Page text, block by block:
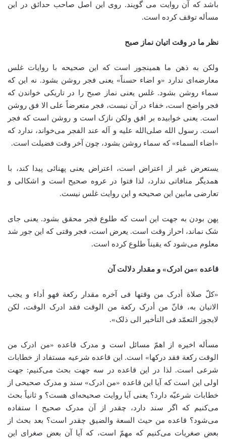
باشد که آن روایت می گویند. روی این اصل صاحب حدائق در این
مسأله توقف کرده است.
نظر ما در وقت اتیان نماز صبح
ولکن به ذهن ما همینجور است که این صحیحه با روایات غلس
معارضه‌ای ندارد «و اضاء حسناً» یعنی فجر روشن بشود. نه این که
سماء روشن بشود. غلس یعنی نماز صبح را در تاریکی خواندن که
فجر واضح است، خفاء در آن نیست، فجر متعرضاً علی الا فق روشن
است. یعنی خوابیده بر افق ولکن نازک است و روشن است که فجر
است. رسول الله صلی‌الله علیه و آله عند الفجر می‌خواند، ندارد که
«اضاء السماء» که سماء روشن بشود، چون آخر وقت فضیلت است.
یستعرض غیر از اعتراض است،‌ اعتراض یعنی پهنائی پیدا کند، با
همدیگر منافاتی ندارد، لذا فتوا در عروه صحیح است و اشکالی و
تعارضی مابین این صحیحه و این روایت غلس نیست.
پهن بودن به جهت این است که طلوع فجر محقق بشود. یعنی جای
شک نماند، احراز وقت است. یعرض است، فجر وقتی که این جور شد
معلوم می‌شود که یقیناً طلوع کرده است.
قاعده‌ »من ادرک» و مقدار دلالت آن
«کلّ صلاة أدرک من وقتها فی آخره مقدار رکعة فهو أداء و یجب
الاتیان به، ‌فانّ من أدرک رکعة من الوقت فقد ادرک الوقت، لکن
لایجوز التعمّد فی التأخیر الی ذلک».
مسأله اخیره از اهمّ مسائل است و مدرک قاعده «من ادرک من
الوقت رکعة فقد درکها» است. این قاعده شرعیه مستفاد از خطابات
شرعی است. لذا در این قاعده در سه جهت بحث می‌کنیم: جهت
اولی این است که آ‌یا این قاعده «من ادرک» سند و مدرک صحیحی از
خطابات شرعیّه دارد؟ یعنی آیا روایت صحیحه‌ای هست؟ و ثانیاً بحث
می‌کنیم که اگر سند دارد، چقدر از آن مدرک صحیح ا ستفاده
می‌شود؟ قاعده من حیث السعة والضیق چقدر است؟ بعد بحث از
بعض صغریات می‌کنیم که مهمّ است، که آیا آن بعض صغرای این